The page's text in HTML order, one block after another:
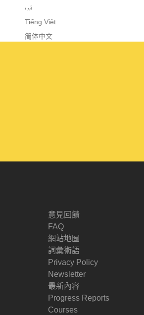
اُردو
Tiếng Việt
简体中文
意見回饋
FAQ
網站地圖
詞彙術語
Privacy Policy
Newsletter
最新內容
Progress Reports
Courses